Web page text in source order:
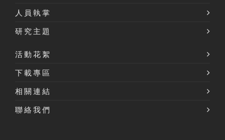
人員執掌
研究主題
活動花絮
下載專區
相關連結
聯絡我們